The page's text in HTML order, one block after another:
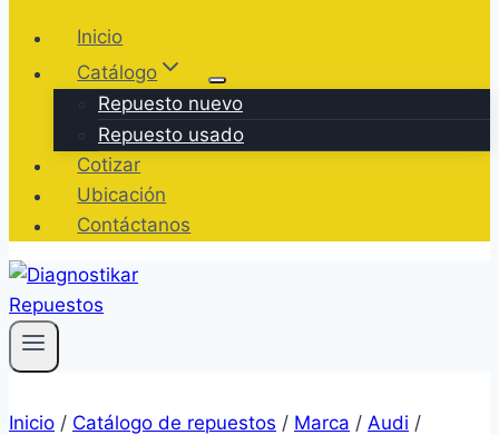
Inicio
Catálogo
Repuesto nuevo
Repuesto usado
Cotizar
Ubicación
Contáctanos
Inicio / Catálogo de repuestos / Marca / Audi /